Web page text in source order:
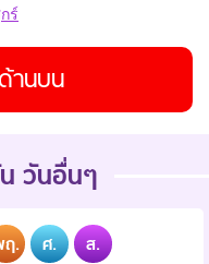
ร์
านบน
วันอื่นๆ
ฤ. ศ. ส.